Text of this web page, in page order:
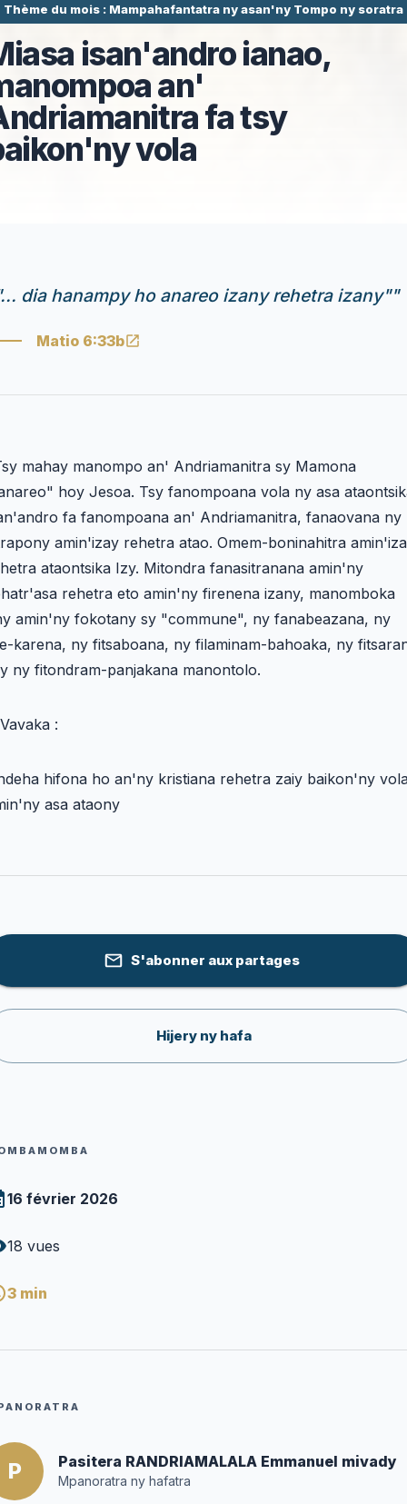
Thème du mois : Mampahafantatra ny asan'ny Tompo ny soratra
isan'andro ianao,
an'
fa tsy
vola
dia hanampy ho anareo izany rehetra izany""
Matio 6:33b
mahay manompo an' Andriamanitra sy Mamona
hoy Jesoa. Tsy fanompoana vola ny asa
fa fanompoana an' Andriamanitra, fanaovana ny
amin'izay rehetra atao. Omem-boninahitra
ataontsika Izy. Mitondra fanasitranana amin'ny
rehetra eto amin'ny firenena izany, manomboka
amin'ny fokotany sy "commune", ny fanabeazana, ny
karena, ny fitsaboana, ny filaminam-bahoaka, ny
ny fitondram-panjakana manontolo.
:
hifona ho an'ny kristiana rehetra zaiy baikon'ny
asa ataony
S'abonner aux partages
Hijery ny hafa
16 février 2026
18 vues
3 min
P Pasitera RANDRIAMALALA Emmanuel mivady
Mpanoratra ny hafatra